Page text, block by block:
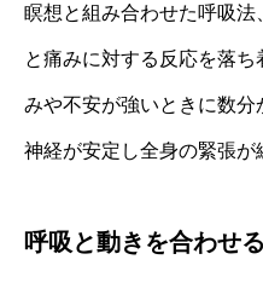
瞑想と組み合わせた呼吸
と痛みに対する反応を落
みや不安が強いときに数
神経が安定し全身の緊張が
呼吸と動きを合わせ